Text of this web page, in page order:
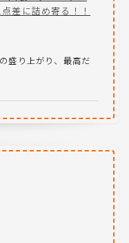
差に詰め寄る！！
盛り上がり、最高だ